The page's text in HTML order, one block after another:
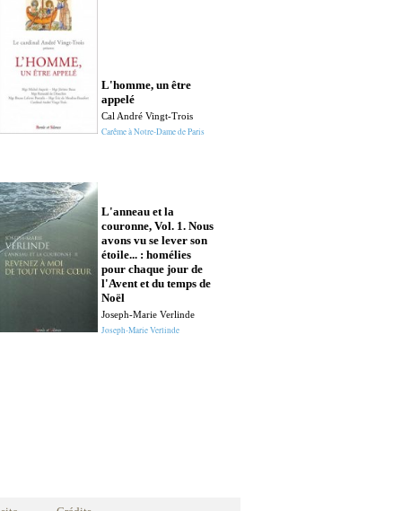
L'homme, un être
appelé
Cal André Vingt-Trois
Carême à Notre-Dame de Paris
L'anneau et la
couronne, Vol. 1. Nous
avons vu se lever son
étoile... : homélies
pour chaque jour de
l'Avent et du temps de
Noël
Joseph-Marie Verlinde
Joseph-Marie Verlinde